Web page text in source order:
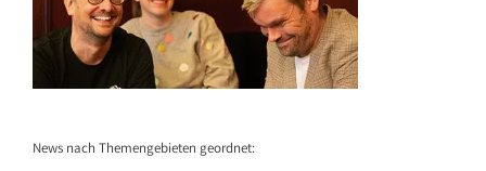
News nach Themengebieten geordnet: